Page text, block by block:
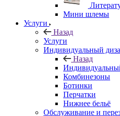
Мини шлемы
Услуги
Назад
Услуги
Индивидуальный
Назад
Комбинезоны
Ботинки
Перчатки
Нижнее бельё
Обслуживание и